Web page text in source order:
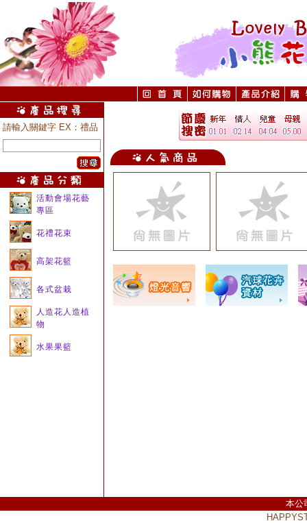
請輸入關鍵字 EX：禮品
活動會場花藝
專區
花禮花束
高架花籃
各式盆栽
人造花人造植
物
水果果籃
本公